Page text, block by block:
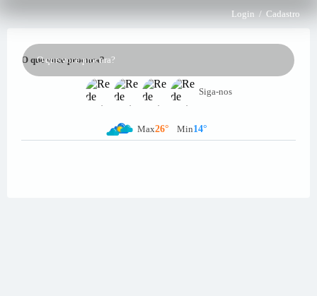
Login / Cadastro
O que voce procura?
Siga-nos
26° 14°